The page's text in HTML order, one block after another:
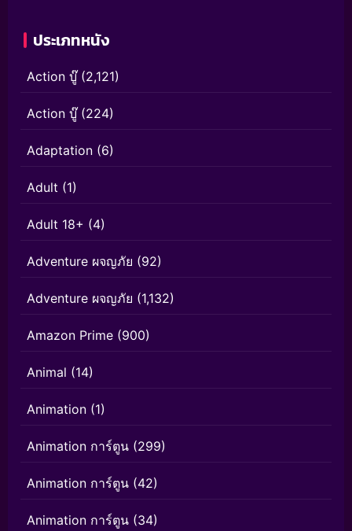
ประเภทหนัง
Action บู๊(2,121)
Action บู๊(224)
Adaptation (6)
Adult (1)
Adult 18+ (4)
Adventure ผจญภัย (92)
Adventure ผจญภัย (1,132)
Amazon Prime (900)
Animal (14)
Animation (1)
Animation การ์ตูน (299)
Animation การ์ตูน (42)
Animation การ์ตูน (34)